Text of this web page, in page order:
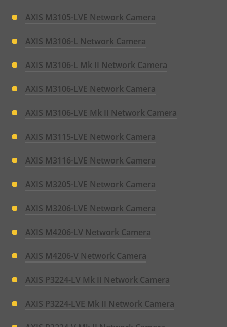
AXIS M3105-LVE Network Camera
AXIS M3106-L Network Camera
AXIS M3106-L Mk II Network Camera
AXIS M3106-LVE Network Camera
AXIS M3106-LVE Mk II Network Camera
AXIS M3115-LVE Network Camera
AXIS M3116-LVE Network Camera
AXIS M3205-LVE Network Camera
AXIS M3206-LVE Network Camera
AXIS M4206-LV Network Camera
AXIS M4206-V Network Camera
AXIS P3224-LV Mk II Network Camera
AXIS P3224-LVE Mk II Network Camera